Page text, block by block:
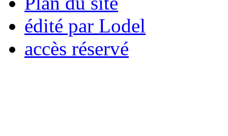
édité par Lodel
accès réservé